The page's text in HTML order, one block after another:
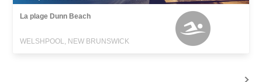
La plage Dunn Beach
WELSHPOOL, NEW BRUNSWICK